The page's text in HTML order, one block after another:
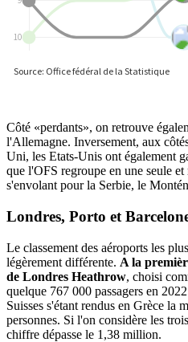
Côté «perdants», on retrouve
l'Allemagne. Inversement, aux
Uni, les Etats-Unis ont également
que l'OFS regroupe en une seule
s'envolant pour la Serbie, le
Londres, Porto et
Le classement des aéroports les
légèrement différente. A la
de Londres Heathrow, choisi
quelque 767 000 passagers en
Suisses s'étant rendus en Grèce la
personnes. Si l'on considère les
chiffre dépasse le 1,38 million.